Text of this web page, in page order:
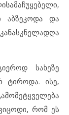
აბზეკოდა და
სახეზე
ტიროდა. ისე,
რომ ეს